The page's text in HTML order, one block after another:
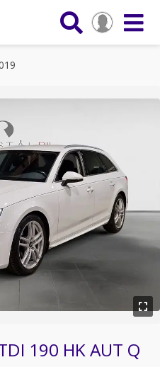
190 HK AUT Q